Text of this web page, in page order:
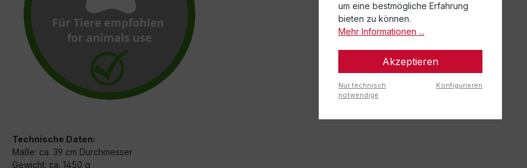
Technische Daten:
Maße: ca. 39 cm Durchmesser
Gewicht: ca. 1450 g
um eine bestmögliche Erfahrung
bieten zu können.
Mehr Informationen ...
Akzeptieren
Nur technisch
notwendige
Konfigurieren